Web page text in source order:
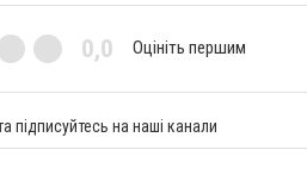
0,0 Оцініть першим
підписуйтесь на наші канали